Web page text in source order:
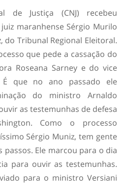
de Justiça (CNJ) recebeu
maranhense Sérgio Murilo
do Tribunal Regional Eleitoral.
que pede a cassação do
Roseana Sarney e do vice
É que no ano passado ele
do ministro Arnaldo
as testemunhas de defesa
Como o processo
Sérgio Muniz, tem gente
passos. Ele marcou para o dia
para ouvir as testemunhas.
para o ministro Versiani